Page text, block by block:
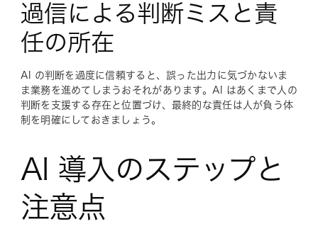
過信による判断ミスと責
任の所在
AI の判断を過度に信頼すると、誤った出力に気づかないま
ま業務を進めてしまうおそれがあります。AI はあくまで人の
判断を支援する存在と位置づけ、最終的な責任は人が負う体
制を明確にしておきましょう。
AI 導入のステップと
注意点